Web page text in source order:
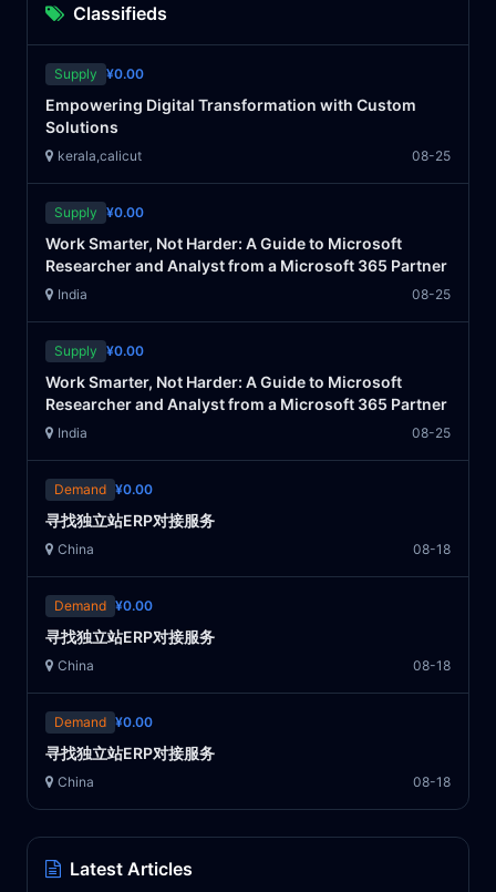
Classifieds
Supply ¥0.00
Empowering Digital Transformation with Custom
Solutions
kerala,calicut 08-25
Supply ¥0.00
Work Smarter, Not Harder: A Guide to Microsoft
Researcher and Analyst from a Microsoft 365 Partner
India 08-25
Supply ¥0.00
Work Smarter, Not Harder: A Guide to Microsoft
Researcher and Analyst from a Microsoft 365 Partner
India 08-25
Demand ¥0.00
寻找独立站ERP对接服务
China 08-18
Demand ¥0.00
寻找独立站ERP对接服务
China 08-18
Demand ¥0.00
寻找独立站ERP对接服务
China 08-18
Latest Articles